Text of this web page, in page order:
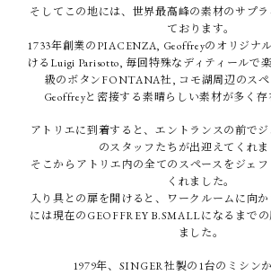
そしてこの地には、世界最高峰の素材のサプ
ております。
1733年創業のPIACENZA, Geoffreyのオリジナ
けるLuigi Parisotto, 毎回特殊なディティールで
級のボタンFONTANA社, コモ湖周辺のス
Geoffreyと密接する素晴らしい素材が多く存
アトリエに到着すると、エントランスの前で
のスタッフたちが出迎えてくれま
そこからアトリエ内の全てのスペースをジェ
くれました。
入り具との扉を開けると、ワークルームに向
には現在のGEOFFREY B.SMALLになるまで
ました。
1979年、SINGER社製の1台のミシン